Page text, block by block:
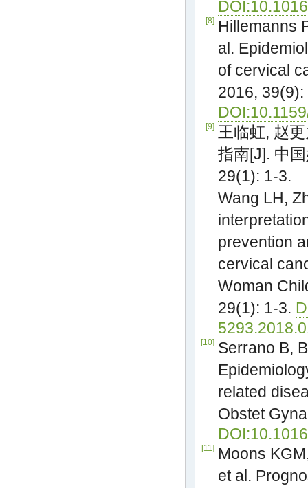
[8] Hillemanns
al.
of cervical
2016,
[9] 王临虹, 赵
指南[J]. 中
29(1): 1-3.
Wang LH,
prevention
cervical
Woman
29(1): 1-3.
[10] Serrano B,
related
Obstet
[11] Moons
et al.